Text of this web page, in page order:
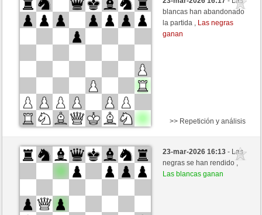
blancas han abandonado
la partida , Las negras
ganan
Negras
Anonymous
Blancas
nakkio (1048)
>> Repetición y análisis
23-mar-2026 16:13- Las
negras se han rendido ,
Las blancas ganan